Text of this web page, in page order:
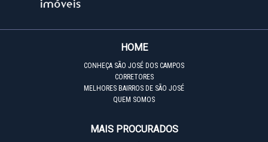
HOME
CONHEÇA SÃO JOSÉ DOS CAMPOS
CORRETORES
MELHORES BAIRROS DE SÃO JOSÉ
QUEM SOMOS
MAIS PROCURADOS